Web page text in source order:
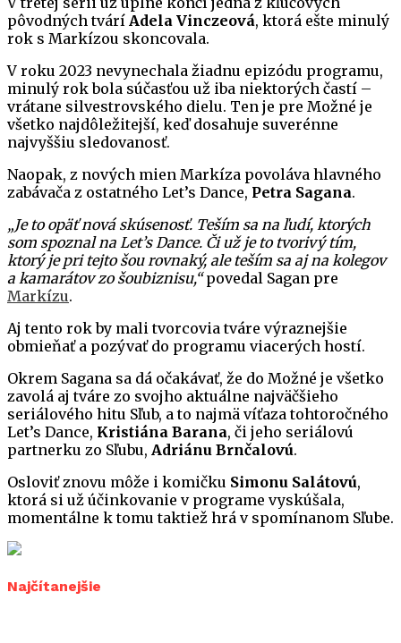
pôvodných tvárí Adela Vinczeová, ktorá ešte minulý
rok s Markízou skoncovala.
V roku 2023 nevynechala žiadnu epizódu programu,
minulý rok bola súčasťou už iba niektorých častí –
vrátane silvestrovského dielu. Ten je pre Možné je
všetko najdôležitejší, keď dosahuje suverénne
najvyššiu sledovanosť.
Naopak, z nových mien Markíza povoláva hlavného
zabávača z ostatného Let’s Dance, Petra Sagana.
„Je to opäť nová skúsenosť. Teším sa na ľudí, ktorých
som spoznal na Let’s Dance. Či už je to tvorivý tím,
ktorý je pri tejto šou rovnaký, ale teším sa aj na kolegov
a kamarátov zo šoubiznisu,“povedal Sagan pre
Markízu.
Aj tento rok by mali tvorcovia tváre výraznejšie
obmieňať a pozývať do programu viacerých hostí.
Okrem Sagana sa dá očakávať, že do Možné je všetko
zavolá aj tváre zo svojho aktuálne najväčšieho
seriálového hitu Sľub, a to najmä víťaza tohtoročného
Let’s Dance, Kristiána Barana, či jeho seriálovú
partnerku zo Sľubu, Adriánu Brnčalovú.
Osloviť znovu môže i komičku Simonu Salátovú,
ktorá si už účinkovanie v programe vyskúšala,
momentálne k tomu taktiež hrá v spomínanom Sľube.
Najčítanejšie